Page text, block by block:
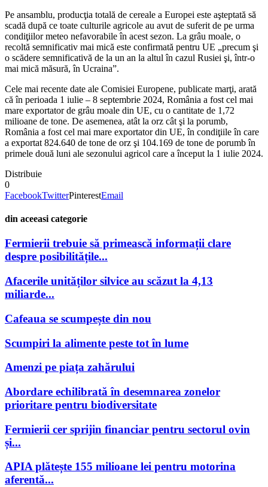
Pe ansamblu, producţia totală de cereale a Europei este aşteptată să
scadă după ce toate culturile agricole au avut de suferit de pe urma
condiţiilor meteo nefavorabile în acest sezon. La grâu moale, o
recoltă semnificativ mai mică este confirmată pentru UE „precum şi
o scădere semnificativă de la un an la altul în cazul Rusiei şi, într-o
mai mică măsură, în Ucraina”.
Cele mai recente date ale Comisiei Europene, publicate marţi, arată
că în perioada 1 iulie – 8 septembrie 2024, România a fost cel mai
mare exportator de grâu moale din UE, cu o cantitate de 1,72
milioane de tone. De asemenea, atât la orz cât şi la porumb,
România a fost cel mai mare exportator din UE, în condiţiile în care
a exportat 824.640 de tone de orz şi 104.169 de tone de porumb în
primele două luni ale sezonului agricol care a început la 1 iulie 2024.
Distribuie
0
FacebookTwitterPinterestEmail
din aceeasi categorie
Fermierii trebuie să primească informații clare
despre posibilitățile...
Afacerile unităților silvice au scăzut la 4,13
miliarde...
Cafeaua se scumpește din nou
Scumpiri la alimente peste tot în lume
Amenzi pe piața zahărului
Abordare echilibrată în desemnarea zonelor
prioritare pentru biodiversitate
Fermierii cer sprijin financiar pentru sectorul ovin
și...
APIA plătește 155 milioane lei pentru motorina
aferentă...